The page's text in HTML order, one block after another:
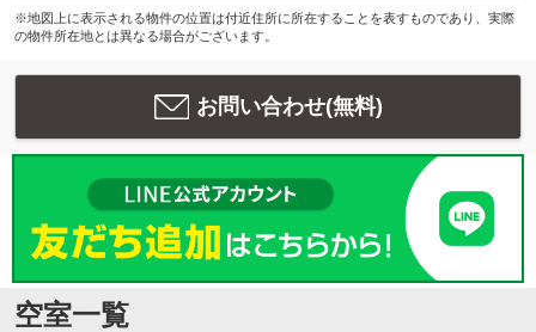
※地図上に表示される物件の位置は付近住所に所在することを表すものであり、実際
の物件所在地とは異なる場合がございます。
お問い合わせ(無料)
空室一覧